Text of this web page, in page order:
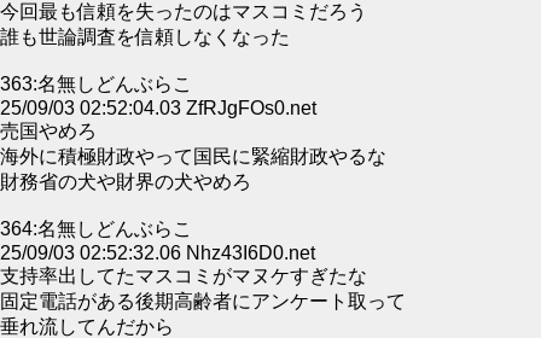
今回最も信頼を失ったのはマスコミだろう
誰も世論調査を信頼しなくなった
363:名無しどんぶらこ
25/09/03 02:52:04.03 ZfRJgFOs0.net
売国やめろ
海外に積極財政やって国民に緊縮財政やるな
財務省の犬や財界の犬やめろ
364:名無しどんぶらこ
25/09/03 02:52:32.06 Nhz43I6D0.net
支持率出してたマスコミがマヌケすぎたな
固定電話がある後期高齢者にアンケート取って
垂れ流してんだから